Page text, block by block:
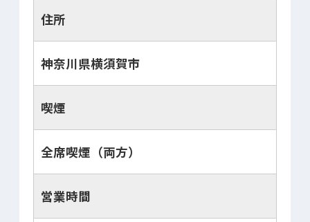
住所
神奈川県横須賀市
喫煙
全席喫煙（両方）
営業時間